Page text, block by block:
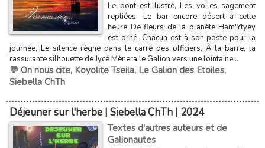
Le pont est lustré, Les voiles sagement
repliées, Le bar encore désert à cette
heure De fleurs de la planète Ham'Ytyey
est orné. Chacun est à son poste pour la
journée, Le silence règne dans le carré des officiers, À la barre, la
rassurante silhouette de Jycé Mènera le Galion vers une lointaine...
💬 On nous cite, Koyolite Tseila, Le Galion des Etoiles,
Siebella ChTh
Déjeuner sur l'herbe | Siebella ChTh | 2024
Textes d'autres auteurs et de
Galionautes